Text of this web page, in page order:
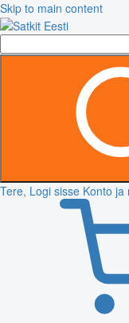
Skip to main content
Tere, Logi sisse Konto ja